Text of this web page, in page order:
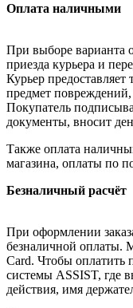
Оплата наличными
При выборе варианта
приезда курьера и
Курьер
предмет повреждений,
Покупатель
документы, вносит
Также оплата
магазина, оплаты по
Безналичный расчёт
При оформлении
безналичной оплаты.
Card. Чтобы оплатить
системы ASSIST, где
действия, имя